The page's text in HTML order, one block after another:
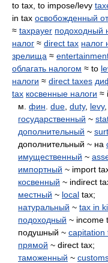
to tax, to impose/levy
in tax освобожденный
≈ taxpayer подоходный
налог ≈ direct tax налог
зрелища ≈
облагать налогом ≈ to
налоги ≈ direct taxes
tax косвенные налоги ≈
м. фин due duty, levy,
государственный ~
дополнительный ~
дополнительный ~ на
имущественный ~
импортный ~ import
косвенный ~ indirect
местный ~ local tax;
натуральный ~ tax in
подоходный ~ income
подушный ~ capitation
прямой ~ direct tax;
таможенный ~